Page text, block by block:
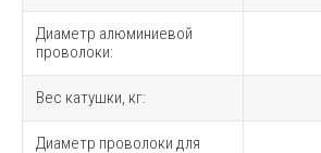
Диаметр алюминиевой
проволоки:
Вес катушки, кг:
Диаметр проволоки для